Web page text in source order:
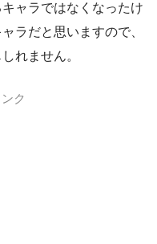
ャラではなくなったけ
ラだと思いますので、
れません。
ク